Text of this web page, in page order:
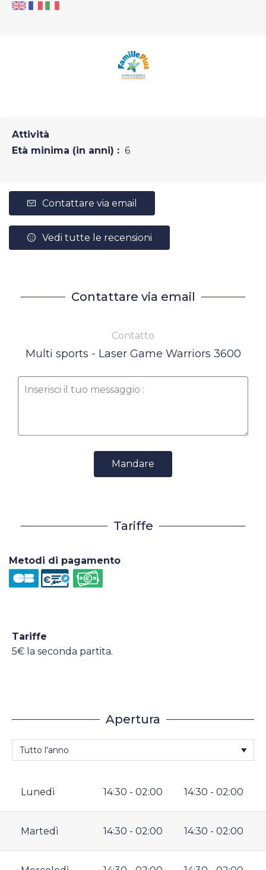
Attività
Età minima (in anni) : 6
Contattare via email
Vedi tutte le recensioni
Contattare via email
Contatto
Multi sports - Laser Game Warriors 3600
Mandare
Tariffe
Metodi di pagamento
Tariffe
5€ la seconda partita.
Apertura
Lunedì 14:30 - 02:00 14:30 - 02:00
Martedì 14:30 - 02:00 14:30 - 02:00